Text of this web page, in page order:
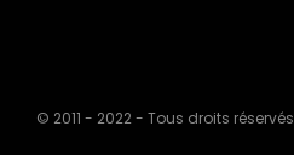
© 2011 - 2022 - Tous droits réservés